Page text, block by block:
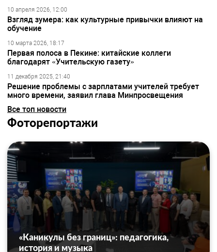
10 апреля 2026, 12:00
Взгляд зумера: как культурные привычки влияют на
обучение
10 марта 2026, 18:17
Первая полоса в Пекине: китайские коллеги
благодарят «Учительскую газету»
11 декабря 2025, 21:40
Решение проблемы с зарплатами учителей требует
много времени, заявил глава Минпросвещения
Все топ новости
Фоторепортажи
«Каникулы без границ»: педагогика,
история и музыка